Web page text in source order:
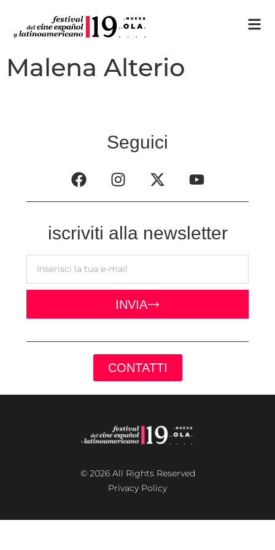
Malena Alterio
Seguici
iscriviti alla newsletter
INVIA
CONTATTI
© 2026 All Rights Reserved
Privacy Policy